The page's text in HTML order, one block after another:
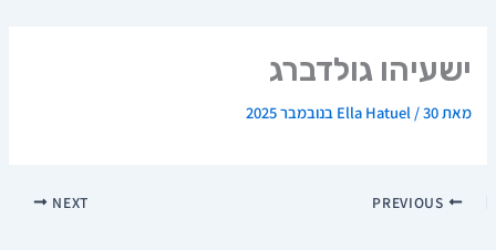
ישעיהו גולדברג
מאת Ella Hatuel /30 בנובמבר 2025
NEXT